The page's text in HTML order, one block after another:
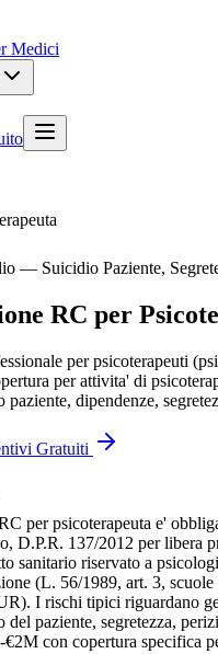
Medici
— Suicidio Paziente,
RC per
per psicoterapeuti
per attivita' di
paziente, dipendenze,
Gratuiti
per psicoterapeuta e'
D.P.R. 137/2012 per libera
sanitario riservato a
(L. 56/1989, art. 3, scuole
I rischi tipici riguardano
del paziente, segretezza,
con copertura specifica